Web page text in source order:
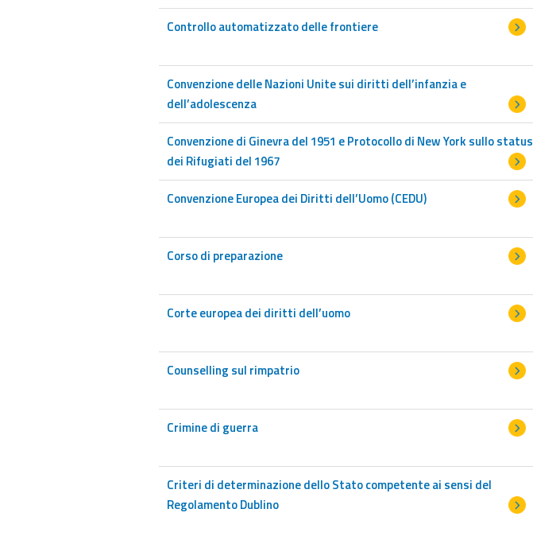
Controllo automatizzato delle frontiere
Convenzione delle Nazioni Unite sui diritti dell’infanzia e
dell’adolescenza
Convenzione di Ginevra del 1951 e Protocollo di New York sullo status
dei Rifugiati del 1967
Convenzione Europea dei Diritti dell’Uomo (CEDU)
Corso di preparazione
Corte europea dei diritti dell’uomo
Counselling sul rimpatrio
Crimine di guerra
Criteri di determinazione dello Stato competente ai sensi del
Regolamento Dublino